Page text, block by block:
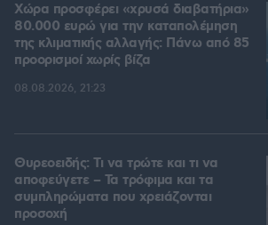
Χώρα προσφέρει «χρυσά διαβατήρια»
80.000 ευρώ για την καταπολέμηση
της κλιματικής αλλαγής: Πάνω από 85
προορισμοί χωρίς βίζα
08.08.2026, 21:23
Θυρεοειδής: Τι να τρώτε και τι να
αποφεύγετε – Τα τρόφιμα και τα
συμπληρώματα που χρειάζονται
προσοχή